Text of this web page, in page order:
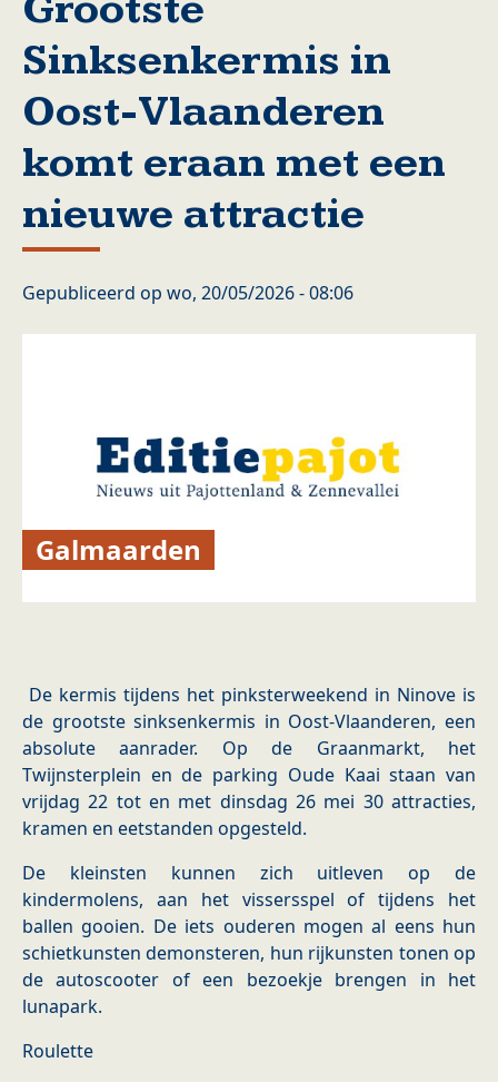
Sinksenkermis in
Oost-Vlaanderen
komt eraan met een
nieuwe attractie
Gepubliceerd op wo, 20/05/2026 - 08:06
Galmaarden
De kermis tijdens het pinksterweekend in Ninove is
de grootste sinksenkermis in Oost-Vlaanderen, een
absolute aanrader. Op de Graanmarkt, het
Twijnsterplein en de parking Oude Kaai staan van
vrijdag 22 tot en met dinsdag 26 mei 30 attracties,
kramen en eetstanden opgesteld.
De kleinsten kunnen zich uitleven op de
kindermolens, aan het vissersspel of tijdens het
ballen gooien. De iets ouderen mogen al eens hun
schietkunsten demonsteren, hun rijkunsten tonen op
de autoscooter of een bezoekje brengen in het
lunapark.
Roulette